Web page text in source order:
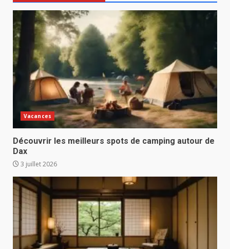
Vacances
Découvrir les meilleurs spots de camping autour de
Dax
3 juillet 2026